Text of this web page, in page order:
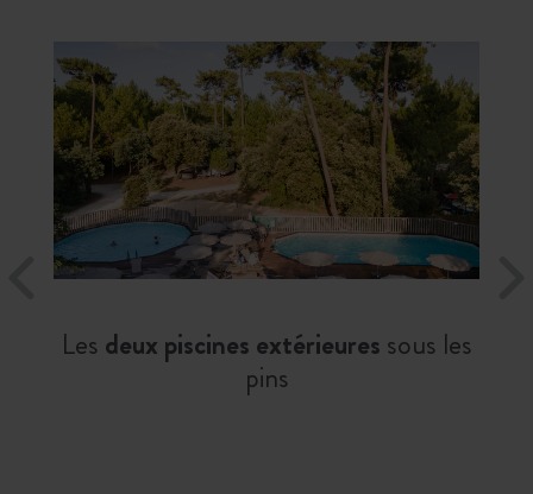
Les deux piscines extérieures sous les
pins